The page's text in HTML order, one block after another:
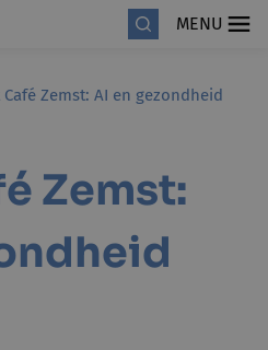
MENU
Zemst: AI en gezondheid
Zemst: